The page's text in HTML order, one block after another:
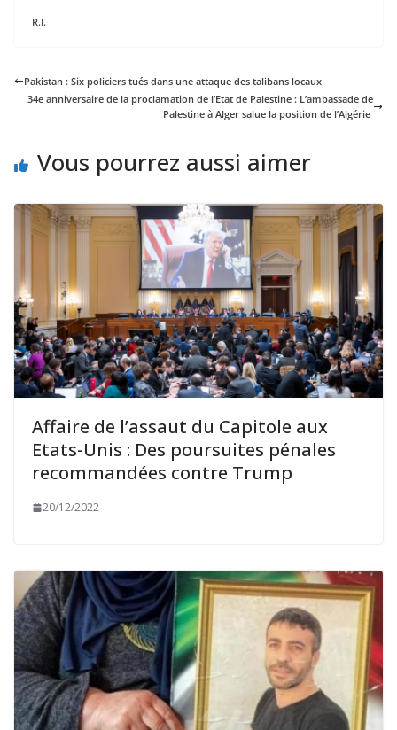
R.I.
Pakistan : Six policiers tués dans une attaque des talibans locaux
34e anniversaire de la proclamation de l’Etat de Palestine : L’ambassade de
Palestine à Alger salue la position de l’Algérie
Vous pourrez aussi aimer
Affaire de l’assaut du Capitole aux
Etats-Unis : Des poursuites pénales
recommandées contre Trump
20/12/2022